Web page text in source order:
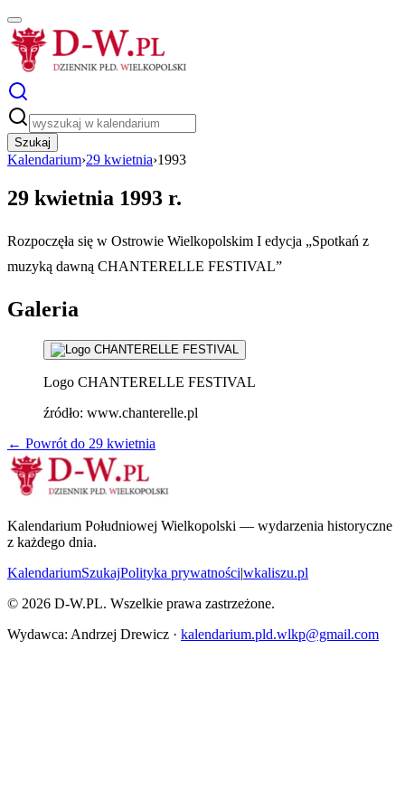
Szukaj
Kalendarium›29 kwietnia›1993
29 kwietnia 1993 r.
Rozpoczęła się w Ostrowie Wielkopolskim I edycja „Spotkań z
muzyką dawną CHANTERELLE FESTIVAL”
Galeria
Logo CHANTERELLE FESTIVAL
źródło: www.chanterelle.pl
← Powrót do 29 kwietnia
Kalendarium Południowej Wielkopolski — wydarzenia historyczne
z każdego dnia.
KalendariumSzukajPolityka prywatności|wkaliszu.pl
© 2026 D-W.PL. Wszelkie prawa zastrzeżone.
Wydawca: Andrzej Drewicz · kalendarium.pld.wlkp@gmail.com